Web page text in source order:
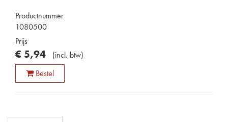
Productnummer
1080500
Prijs
€ 5,94 (incl. btw)
Bestel